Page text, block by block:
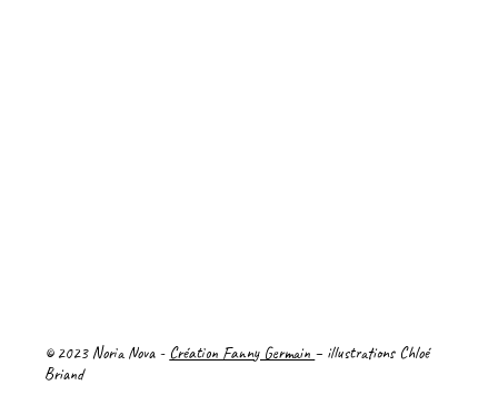
© 2023 Noria Nova - Création Fanny Germain – illustrations Chloé
Briand